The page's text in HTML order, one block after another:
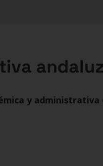
y administrativa